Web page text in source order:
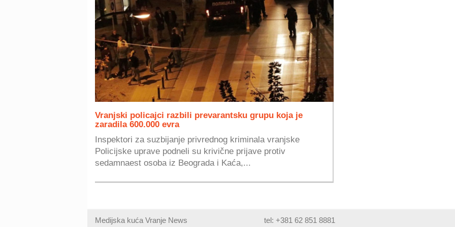
Vranjski policajci razbili prevarantsku grupu koja je
zaradila 600.000 evra
Inspektori za suzbijanje privrednog kriminala vranjske
Policijske uprave podneli su krivične prijave protiv
sedamnaest osoba iz Beograda i Kaća,...
Medijska kuća Vranje News tel: +381 62 851 8881